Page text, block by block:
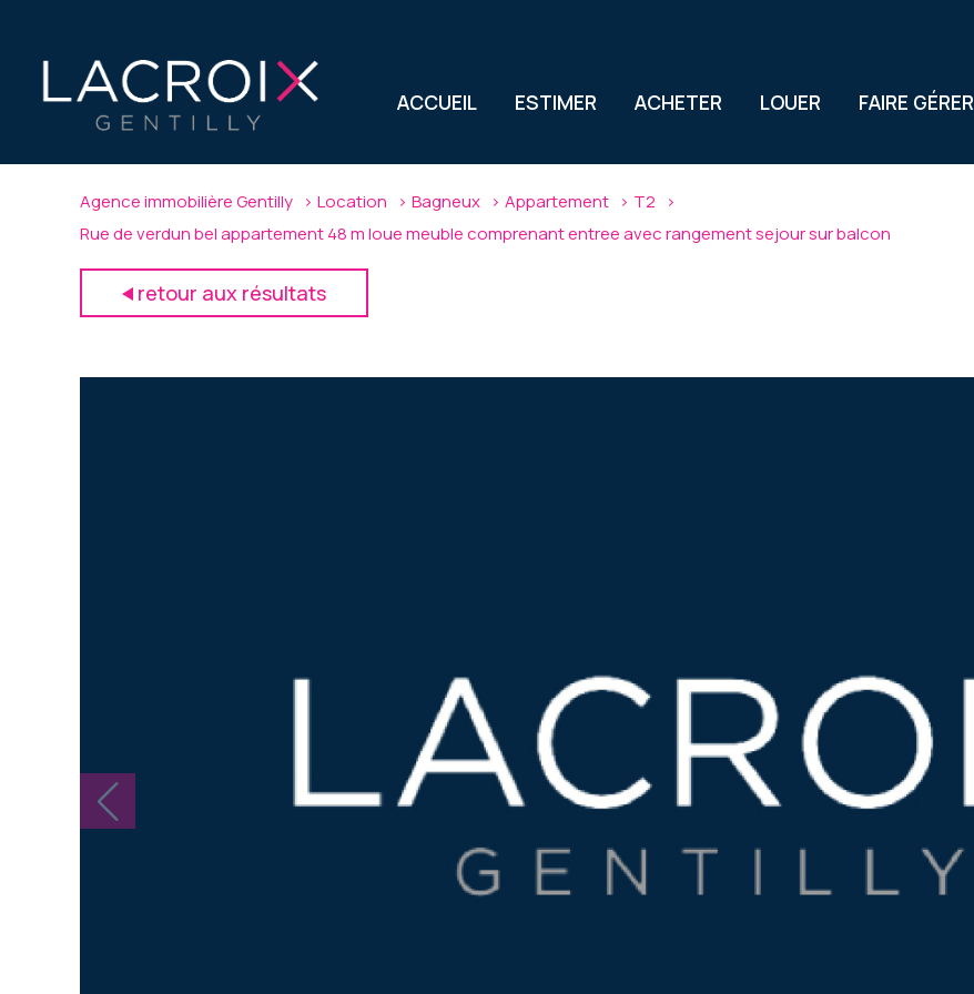
ACCUEIL ESTIMER ACHETER LOUER FAIRE GÉRER
Agence immobilière Gentilly Location Bagneux Appartement
T2
Rue de verdun bel appartement 48 m loue meuble comprenant entree avec rangement sejour sur balcon
retour aux résultats